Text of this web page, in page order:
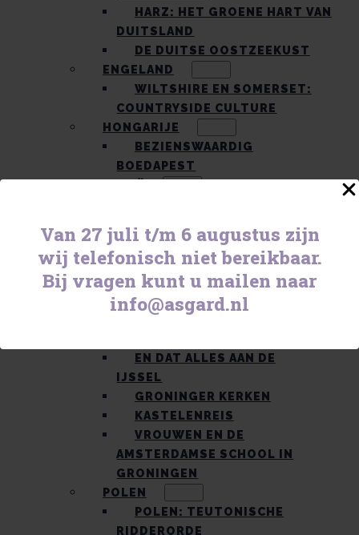
Van 27 juli t/m 6 augustus zijn
wij telefonisch niet bereikbaar.
Bij vragen kunt u mailen naar
info@asgard.nl
HARZ: HET GROENE HART VAN
DUITSLAND
DE DUITSE OOSTZEEKUST
ENGELAND
WILTSHIRE EN SOMERSET:
COUNTRYSIDE CULTURE
HONGARIJE
BEZIENSWAARDIG
BOEDAPEST
MODENA
HART VAN EUROPA: TRIËST &
LJUBLJANA
MAROKKO
EN DAT ALLES AAN DE
IJSSEL
GRONINGER KERKEN
KASTELENREIS
VROUWEN EN DE
AMSTERDAMSE SCHOOL IN
GRONINGEN
POLEN
POLEN: TEUTONISCHE
RIDDERORDE